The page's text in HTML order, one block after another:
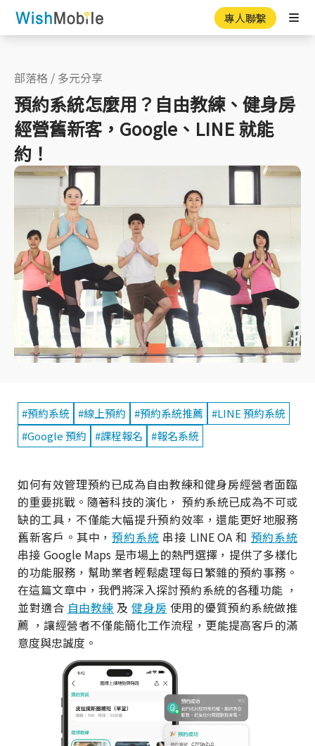
專人聯繫
部落格 / 多元分享
預約系統怎麼用？自由教練、健身房
經營舊新客，Google、LINE 就能
約！
#預約系統 #線上預約 #預約系統推薦
#LINE 預約系統
#Google 預約
#課程報名 #報名系統
如何有效管理預約已成為自由教練和健身房經營者面臨
的重要挑戰。隨著科技的演化， 預約系統已成為不可或
缺的工具，不僅能大幅提升預約效率，還能更好地服務
舊新客戶。其中，預約系統 串接 LINE OA 和 預約系統
串接 Google Maps 是市場上的熱門選擇，提供了多樣化
的功能服務，幫助業者輕鬆處理每日繁雜的預約事務。
在這篇文章中，我們將深入探討預約系統的各種功能 ，
並對適合 自由教練 及健身房 使用的優質預約系統做推
薦 ，讓經營者不僅能簡化工作流程，更能提高客戶的滿
意度與忠誠度。